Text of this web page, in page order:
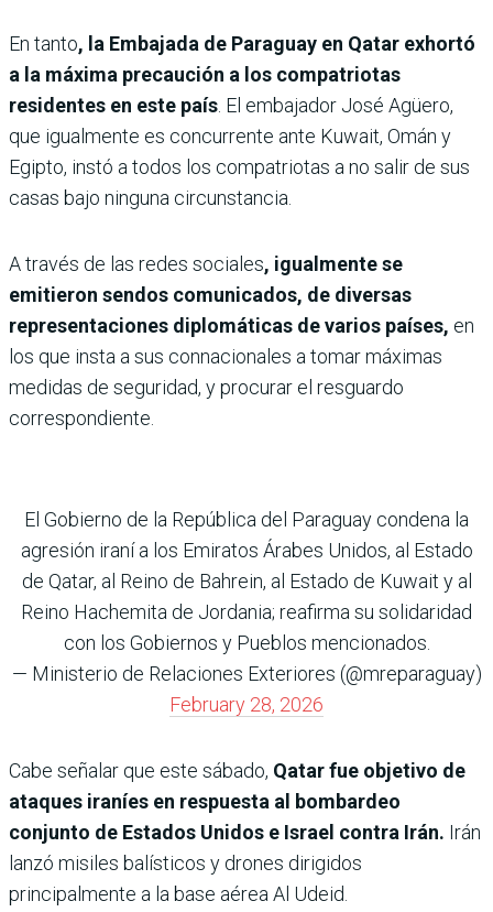
En tanto, la Embajada de Paraguay en Qatar exhortó
a la máxima precaución a los compatriotas
residentes en este país . El embajador José Agüero,
que igualmente es concurrente ante Kuwait, Omán y
Egipto, instó a todos los compatriotas a no salir de sus
casas bajo ninguna circunstancia.
A través de las redes sociales, igualmente se
emitieron sendos comunicados, de diversas
representaciones diplomáticas de varios países, en
los que insta a sus connacionales a tomar máximas
medidas de seguridad, y procurar el resguardo
correspondiente.
El Gobierno de la República del Paraguay condena la
agresión iraní a los Emiratos Árabes Unidos, al Estado
de Qatar, al Reino de Bahrein, al Estado de Kuwait y al
Reino Hachemita de Jordania; reafirma su solidaridad
con los Gobiernos y Pueblos mencionados.
— Ministerio de Relaciones Exteriores (@mreparaguay)
February 28, 2026
Cabe señalar que este sábado, Qatar fue objetivo de
ataques iraníes en respuesta al bombardeo
conjunto de Estados Unidos e Israel contra Irán. Irán
lanzó misiles balísticos y drones dirigidos
principalmente a la base aérea Al Udeid.